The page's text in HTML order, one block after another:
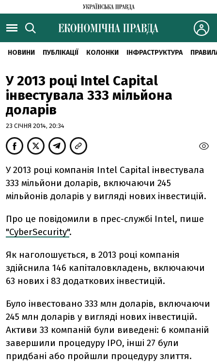
НОВИНИ ПУБЛІКАЦІЇ КОЛОНКИ ІНФРАСТРУКТУРА
У 2013 році Intel Capital
інвестувала 333 мільйона
доларів
23 СІЧНЯ 2014, 20:34
У 2013 році компанія Intel Capital інвестувала
333 мільйони доларів, включаючи 245
мільйонів доларів у вигляді нових інвестицій.
Про це повідомили в прес-службі Intel, пише
"CyberSecurity".
Як наголошується, в 2013 році компанія
здійснила 146 капіталовкладень, включаючи
63 нових і 83 додаткових інвестицій.
Було інвестовано 333 млн доларів, включаючи
245 млн доларів у вигляді нових інвестицій.
Активи 33 компаній були виведені: 6 компаній
завершили процедуру IPO, інші 27 були
придбані або пройшли процедуру злиття.